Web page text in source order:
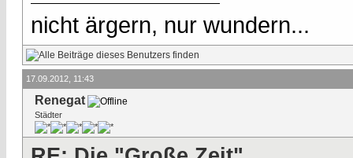
nicht ärgern, nur wundern...
17.09.2012, 11:43
Renegat
Städter